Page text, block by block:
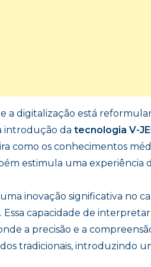
a digitalização está
introdução da tecnologia V-
como os conhecimentos
estimula uma experiência
inovação significativa no
capacidade de
a precisão e a
tradicionais, introduzindo